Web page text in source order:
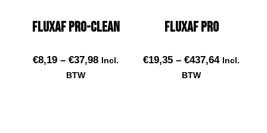
Fluxaf Pro-Clean
€8,19 – €37,98
Incl.
BTW
Fluxaf Pro
€19,35 – €437,64
Incl.
BTW